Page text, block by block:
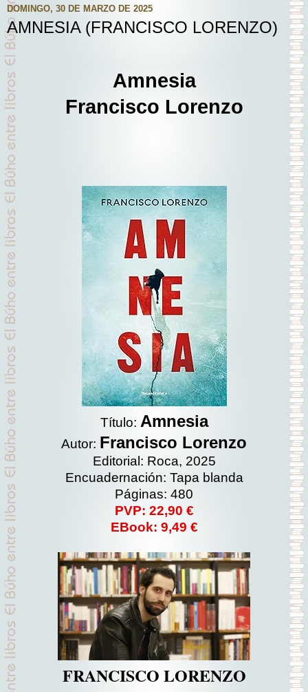
DOMINGO, 30 DE MARZO DE 2025
AMNESIA (FRANCISCO LORENZO)
Amnesia
Francisco Lorenzo
Título: Amnesia
Autor: Francisco Lorenzo
Editorial: Roca, 2025
Encuadernación: Tapa blanda
Páginas: 480
PVP: 22,90 €
EBook: 9,49 €
FRANCISCO LORENZO